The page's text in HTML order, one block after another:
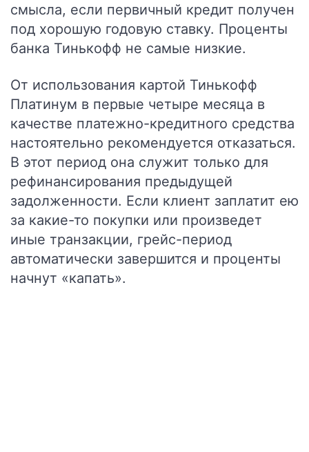
смысла, если первичный кредит получен
под хорошую годовую ставку. Проценты
банка Тинькофф не самые низкие.
От использования картой Тинькофф
Платинум в первые четыре месяца в
качестве платежно-кредитного средства
настоятельно рекомендуется отказаться.
В этот период она служит только для
рефинансирования предыдущей
задолженности. Если клиент заплатит ею
за какие-то покупки или произведет
иные транзакции, грейс-период
автоматически завершится и проценты
начнут «капать».